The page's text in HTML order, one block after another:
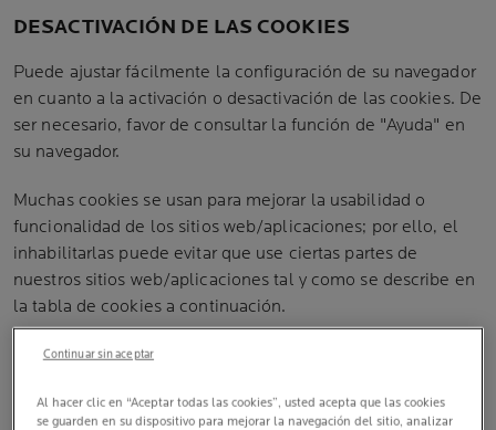
DESACTIVACIÓN DE LAS COOKIES
Puede ajustar fácilmente la configuración de su navegador
en cuanto a la activación o desactivación de las cookies. De
ser necesario, favor de consultar la función de "Ayuda" en
su navegador.
Muchas cookies se usan para mejorar la usabilidad o
funcionalidad de los sitios web/aplicaciones; por ello, el
inhabilitarlas puede evitar que use ciertas partes de
nuestros sitios web/aplicaciones tal y como se describe en
la tabla de cookies a continuación.
TIPO DE COOKIE FUNCIÓN
Al hacer clic en “Aceptar todas las cookies”, usted acepta que las cookies
se guarden en su dispositivo para mejorar la navegación del sitio, analizar
Continuar sin aceptar